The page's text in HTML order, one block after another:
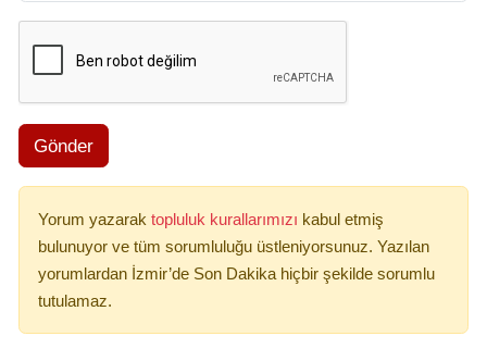
Gönder
Yorum yazarak topluluk kurallarımızı kabul etmiş
bulunuyor ve tüm sorumluluğu üstleniyorsunuz. Yazılan
yorumlardan İzmir’de Son Dakika hiçbir şekilde sorumlu
tutulamaz.